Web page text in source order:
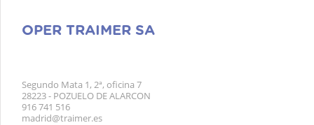
OPER TRAIMER SA
Segundo Mata 1, 2ª, oficina 7
28223 - POZUELO DE ALARCON
916 741 516
madrid@traimer.es